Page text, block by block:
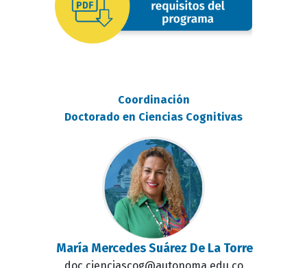
Coordinación
Doctorado en Ciencias Cognitivas
María Mercedes Suárez De La Torre